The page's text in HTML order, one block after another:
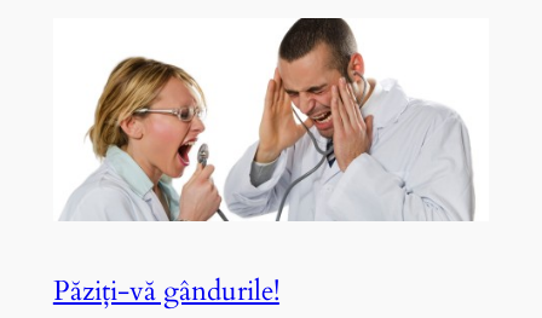
Păziți-vă gândurile!